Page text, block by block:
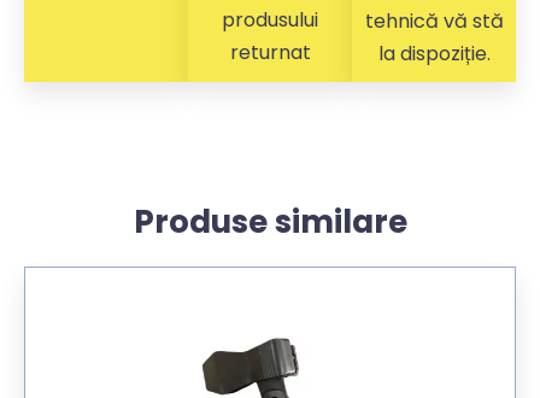
produsului
returnat
tehnică vă stă
la dispoziție.
Produse similare